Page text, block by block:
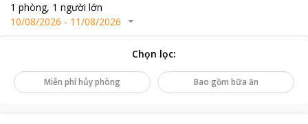
1 phòng, 1 người lớn
10/08/2026 - 11/08/2026
Chọn lọc:
Miễn phí hủy phòng Bao gồm bữa ăn